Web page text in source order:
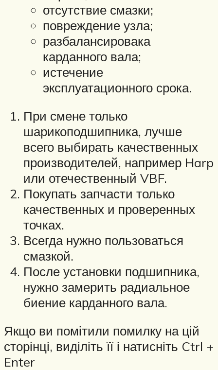
отсутствие смазки;
повреждение узла;
разбалансировака
карданного вала;
истечение
эксплуатационного срока.
При смене только
шарикоподшипника, лучше
всего выбирать качественных
производителей, например Harp
или отечественный VBF.
Покупать запчасти только
качественных и проверенных
точках.
Всегда нужно пользоваться
смазкой.
После установки подшипника,
нужно замерить радиальное
биение карданного вала.
Якщо ви помітили помилку на цій
сторінці, виділіть її і натисніть Ctrl +
Enter